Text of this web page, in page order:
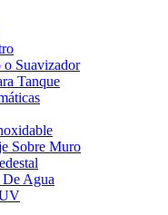
Suavizador
Tanque
Sobre Muro
De Agua